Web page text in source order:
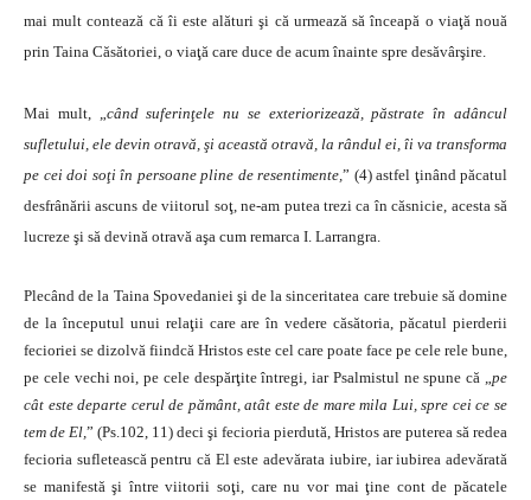
mai mult contează că îi este alături şi că urmează să înceapă o viaţă nouă
prin Taina Căsătoriei, o viaţă care duce de acum înainte spre desăvârşire.
Mai mult, „când suferinţele nu se exteriorizează, păstrate în adâncul
sufletului, ele devin otravă, şi această otravă, la rândul ei, îi va transforma
pe cei doi soţi în persoane pline de resentimente,” (4) astfel ţinând păcatul
desfrânării ascuns de viitorul soţ, ne-am putea trezi ca în căsnicie, acesta să
lucreze şi să devină otravă aşa cum remarca I. Larrangra.
Plecând de la Taina Spovedaniei şi de la sinceritatea care trebuie să domine
de la începutul unui relaţii care are în vedere căsătoria, păcatul pierderii
fecioriei se dizolvă fiindcă Hristos este cel care poate face pe cele rele bune,
pe cele vechi noi, pe cele despărţite întregi, iar Psalmistul ne spune că „pe
cât este departe cerul de pământ, atât este de mare mila Lui, spre cei ce se
tem de El,” (Ps.102, 11) deci şi fecioria pierdută, Hristos are puterea să redea
fecioria sufletească pentru că El este adevărata iubire, iar iubirea adevărată
se manifestă şi între viitorii soţi, care nu vor mai ţine cont de păcatele